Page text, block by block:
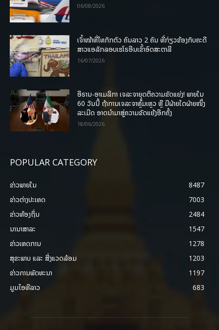
06/08/2026
ເຈົ້າໜ້າທີ່ໄທກັກຕົວ ຄົນລາວ 2 ຄົນ ທີ່ກ່ຽວຂ້ອງກັບຄະດີ
ສາວແອລັກລອບເຮໂຣອີນເຂົ້າອົດສະຕາລີ
16/07/2026
ອີຣານ-ອາເມລິກາ ເຈລະຈາຍຸດຕິຄວາມຂັດແຍ່ງ! ພາຍໃນ
60 ວັນນີ້ ຖ້າການເຈລະຈາຫຼົ້ມເຫຼວ ຫຼື ມີຝ່າຍໃດຝ່າຍໜຶ່ງ
ລະເມີດ ອາດນໍາມາສູ່ຄວາມຂັດແຍ້ງອີກຄັ້ງ
18/06/2026
POPULAR CATEGORY
ຂ່າວພາຍ​ໃນ
8487
ຂ່າວຕ່າງປະເທດ
7003
ຂ່າວທ້ອງຖິ່ນ
2484
ນານາສາລະ
1547
ຂ່າວເຫດການ
1278
ສຸຂະພາບ ແລະ ສີ່ງແວດລ້ອມ
1203
ຂ່າວການພັດທະນາ
1197
ມູມໄອທີລາວ
683